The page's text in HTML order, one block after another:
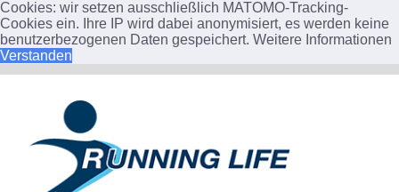
Cookies: wir setzen ausschließlich MATOMO-Tracking-
Cookies ein. Ihre IP wird dabei anonymisiert, es werden keine
benutzerbezogenen Daten gespeichert. Weitere Informationen
Verstanden